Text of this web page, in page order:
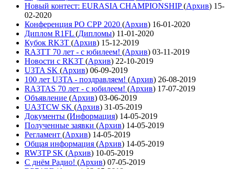
Новый контест: EURASIA CHAMPIONSHIP(Архив) 15-
02-2020
Конференция РО СРР 2020 (Архив) 16-01-2020
Диплом R1FL (Дипломы) 11-01-2020
Кубок RK3T (Архив) 15-12-2019
RA3TT 70 лет - с юбилеем! (Архив) 03-11-2019
Новости с RK3T (Архив) 22-10-2019
U3TA SK (Архив) 06-09-2019
100 лет U3TA - поздравляем! (Архив) 26-08-2019
RA3TAS 70 лет - с юбилеем! (Архив) 17-07-2019
Объявление (Архив) 03-06-2019
UA3TCW SK (Архив) 31-05-2019
Документы (Информация) 14-05-2019
Полученные заявки (Архив) 14-05-2019
Регламент (Архив) 14-05-2019
Общая информация (Архив) 14-05-2019
RW3TP SK (Архив) 10-05-2019
С днём Радио! (Архив) 07-05-2019